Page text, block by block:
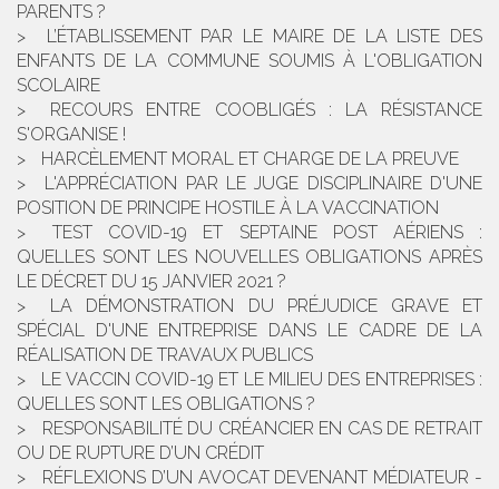
PARENTS ?
L’ÉTABLISSEMENT PAR LE MAIRE DE LA LISTE DES
ENFANTS DE LA COMMUNE SOUMIS À L'OBLIGATION
SCOLAIRE
RECOURS ENTRE COOBLIGÉS : LA RÉSISTANCE
S'ORGANISE !
HARCÈLEMENT MORAL ET CHARGE DE LA PREUVE
L'APPRÉCIATION PAR LE JUGE DISCIPLINAIRE D'UNE
POSITION DE PRINCIPE HOSTILE À LA VACCINATION
TEST COVID-19 ET SEPTAINE POST AÉRIENS :
QUELLES SONT LES NOUVELLES OBLIGATIONS APRÈS
LE DÉCRET DU 15 JANVIER 2021 ?
LA DÉMONSTRATION DU PRÉJUDICE GRAVE ET
SPÉCIAL D'UNE ENTREPRISE DANS LE CADRE DE LA
RÉALISATION DE TRAVAUX PUBLICS
LE VACCIN COVID-19 ET LE MILIEU DES ENTREPRISES :
QUELLES SONT LES OBLIGATIONS ?
RESPONSABILITÉ DU CRÉANCIER EN CAS DE RETRAIT
OU DE RUPTURE D’UN CRÉDIT
RÉFLEXIONS D’UN AVOCAT DEVENANT MÉDIATEUR -